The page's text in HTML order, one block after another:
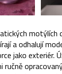
motýlích
a odhalují
jako exteriér.
ručně